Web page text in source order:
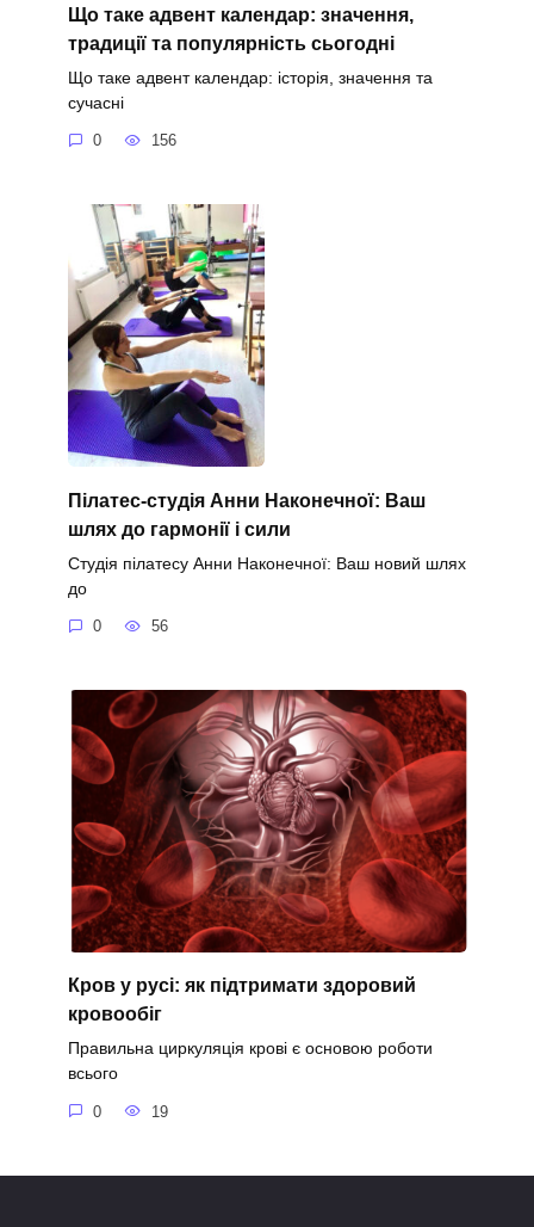
Що таке адвент календар: значення,
традиції та популярність сьогодні
Що таке адвент календар: історія, значення та
сучасні
0 156
Пілатес-студія Анни Наконечної: Ваш
шлях до гармонії і сили
Студія пілатесу Анни Наконечної: Ваш новий шлях
до
0 56
Кров у русі: як підтримати здоровий
кровообіг
Правильна циркуляція крові є основою роботи
всього
0 19